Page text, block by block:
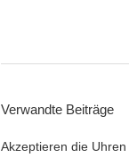
Verwandte Beiträge
Akzeptieren die